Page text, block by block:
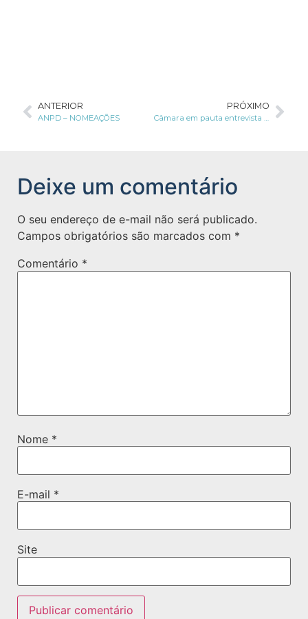
ANTERIOR
ANPD – NOMEAÇÕES
PRÓXIMO
Câmara em pauta entrevista sócio e DPO da LBCA Paulo Vinícius de Carvalho Soares sobre LGPD
Deixe um comentário
O seu endereço de e-mail não será publicado.
Campos obrigatórios são marcados com *
Comentário *
Nome *
E-mail *
Site